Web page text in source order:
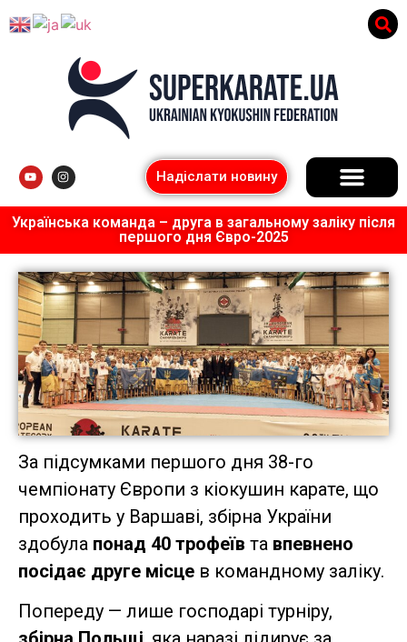
Надіслати новину
Українська команда – друга в загальному заліку після
першого дня Євро-2025
За підсумками першого дня 38-го
чемпіонату Європи з кіокушин карате, що
проходить у Варшаві, збірна України
здобула понад 40 трофеїв та впевнено
посідає друге місце в командному заліку.
Попереду — лише господарі турніру,